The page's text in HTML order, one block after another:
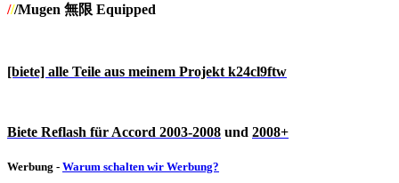
///Mugen 無限 Equipped
[biete] alle Teile aus meinem Projekt k24cl9ftw
Biete Reflash für Accord 2003-2008 und 2008+
Werbung - Warum schalten wir Werbung?